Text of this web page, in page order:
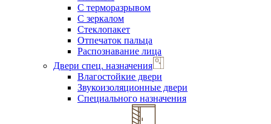
С терморазрывом
С зеркалом
Стеклопакет
Отпечаток пальца
Распознавание лица
Двери спец. назначения
Влагостойкие двери
Звукоизоляционные двери
Специального назначения